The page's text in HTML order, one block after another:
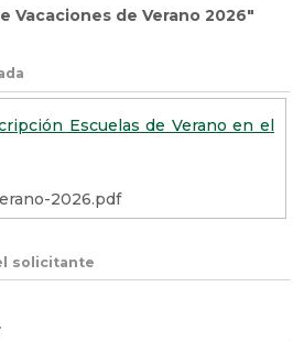
Vacaciones de Verano 2026"
Escuelas de Verano en el
2026.pdf
solicitante